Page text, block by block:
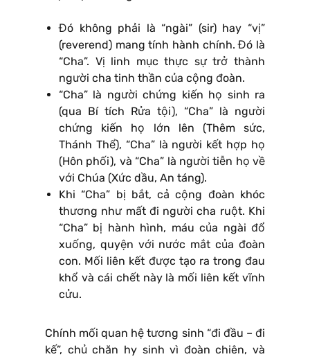
Đó không phải là “ngài” (sir) hay “vị”
(reverend) mang tính hành chính. Đó là
“Cha”. Vị linh mục thực sự trở thành
người cha tinh thần của cộng đoàn.
“Cha” là người chứng kiến họ sinh ra
(qua Bí tích Rửa tội), “Cha” là người
chứng kiến họ lớn lên (Thêm sức,
Thánh Thể), “Cha” là người kết hợp họ
(Hôn phối), và “Cha” là người tiễn họ về
với Chúa (Xức dầu, An táng).
Khi “Cha” bị bắt, cả cộng đoàn khóc
thương như mất đi người cha ruột. Khi
“Cha” bị hành hình, máu của ngài đổ
xuống, quyện với nước mắt của đoàn
con. Mối liên kết được tạo ra trong đau
khổ và cái chết này là mối liên kết vĩnh
cửu.
Chính mối quan hệ tương sinh “đi đầu – đi
kế”, chủ chăn hy sinh vì đoàn chiên, và